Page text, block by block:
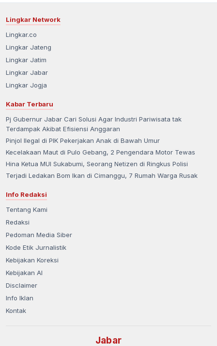
Lingkar Network
Lingkar.co
Lingkar Jateng
Lingkar Jatim
Lingkar Jabar
Lingkar Jogja
Kabar Terbaru
Pj Gubernur Jabar Cari Solusi Agar Industri Pariwisata tak
Terdampak Akibat Efisiensi Anggaran
Pinjol Ilegal di PIK Pekerjakan Anak di Bawah Umur
Kecelakaan Maut di Pulo Gebang, 2 Pengendara Motor Tewas
Hina Ketua MUI Sukabumi, Seorang Netizen di Ringkus Polisi
Terjadi Ledakan Bom Ikan di Cimanggu, 7 Rumah Warga Rusak
Info Redaksi
Tentang Kami
Redaksi
Pedoman Media Siber
Kode Etik Jurnalistik
Kebijakan Koreksi
Kebijakan AI
Disclaimer
Info Iklan
Kontak
Jabar